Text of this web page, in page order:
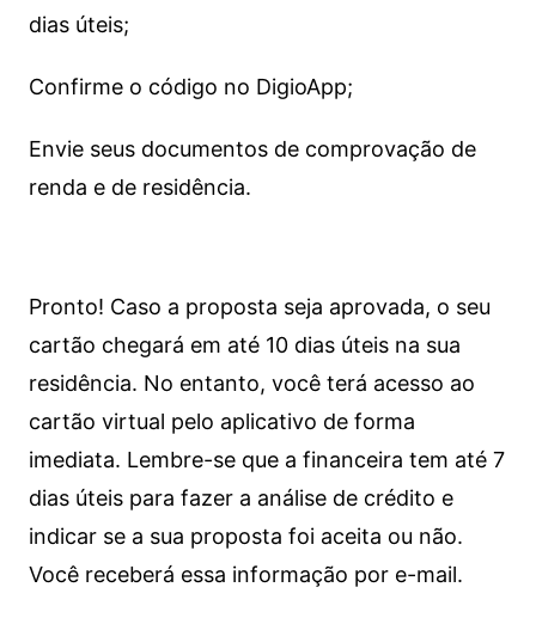
dias úteis;
Confirme o código no DigioApp;
Envie seus documentos de comprovação de
renda e de residência.
Pronto! Caso a proposta seja aprovada, o seu
cartão chegará em até 10 dias úteis na sua
residência. No entanto, você terá acesso ao
cartão virtual pelo aplicativo de forma
imediata. Lembre-se que a financeira tem até 7
dias úteis para fazer a análise de crédito e
indicar se a sua proposta foi aceita ou não.
Você receberá essa informação por e-mail.